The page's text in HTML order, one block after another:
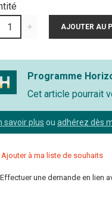
Programme
Cet article pourrait
savoir plus ou adhérez dès
Ajouter à ma liste de souhaits
Effectuer une demande en lien